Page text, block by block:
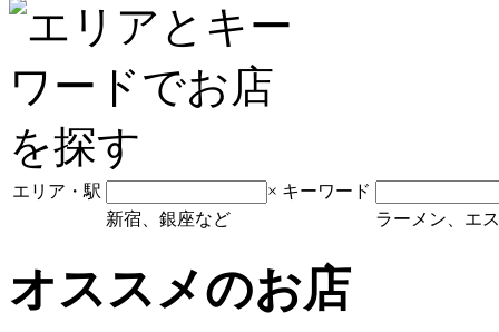
エリア・駅 × キーワード
新宿、銀座など
ラーメン、エ
オススメのお店